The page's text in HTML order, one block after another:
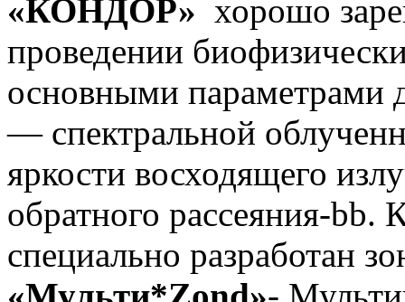
«КОНДОР» хорошо
проведении
основными параметрами
— спектральной
яркости восходящего
обратного рассеяния-
специально разработан